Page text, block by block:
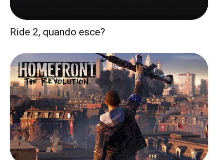
Ride 2, quando esce?